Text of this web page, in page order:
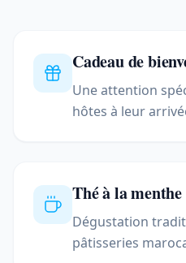
Cadeau de
Une attention
hôtes à leur
Thé à la menthe
Dégustation
pâtisseries